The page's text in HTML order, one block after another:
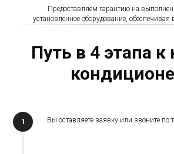
Предоставляем гарантию на
установленное оборудование, обеспечивая
Путь в 4 этапа
Вы оставляете заявку или звоните по